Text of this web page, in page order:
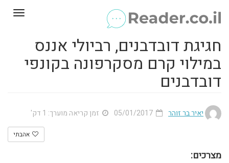
חגיגת דובדבנים, רביולי אננס
במילוי קרם מסקרפונה בקונפי
דובדבנים
יאיר בר זוהר זמן קריאה מוערך: 1 דק'
אהבתי
מצרכים: